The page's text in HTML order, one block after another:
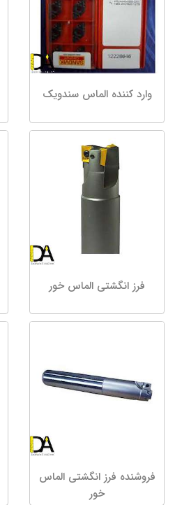
وارد کننده الماس سندویک
فرز انگشتی الماس خور
فروشنده فرز انگشتی الماس
خور